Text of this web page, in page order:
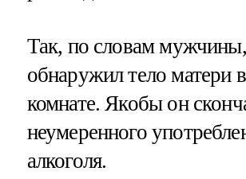
Так, по словам
обнаружил тело матери
комнате. Якобы он
неумеренного
алкоголя.